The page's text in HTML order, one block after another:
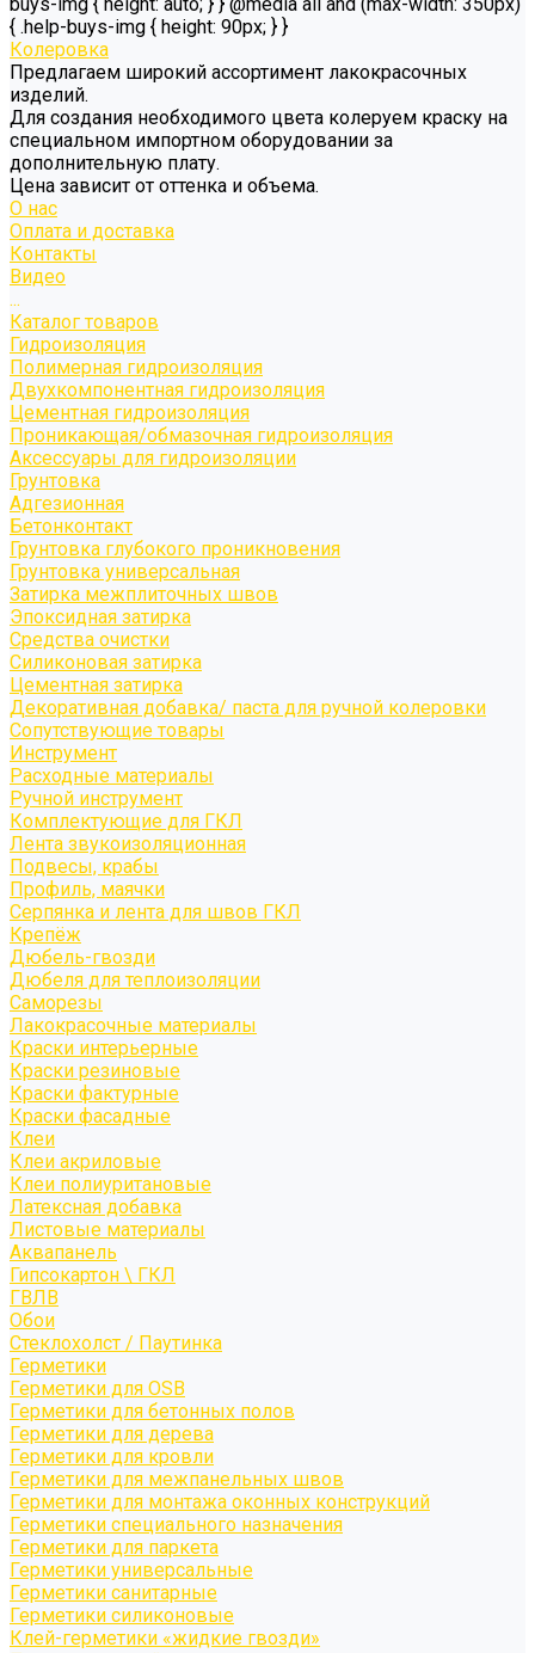
{ .help-buys-img { height: 90px; } }
Колеровка
Предлагаем широкий ассортимент лакокрасочных
изделий.
Для создания необходимого цвета колеруем краску на
специальном импортном оборудовании за
дополнительную плату.
Цена зависит от оттенка и объема.
О нас
Оплата и доставка
Контакты
Видео
...
Каталог товаров
Гидроизоляция
Полимерная гидроизоляция
Двухкомпонентная гидроизоляция
Цементная гидроизоляция
Проникающая/обмазочная гидроизоляция
Аксессуары для гидроизоляции
Грунтовка
Адгезионная
Бетонконтакт
Грунтовка глубокого проникновения
Грунтовка универсальная
Затирка межплиточных швов
Эпоксидная затирка
Средства очистки
Силиконовая затирка
Цементная затирка
Декоративная добавка/ паста для ручной колеровки
Сопутствующие товары
Инструмент
Расходные материалы
Ручной инструмент
Комплектующие для ГКЛ
Лента звукоизоляционная
Подвесы, крабы
Профиль, маячки
Серпянка и лента для швов ГКЛ
Крепёж
Дюбель-гвозди
Дюбеля для теплоизоляции
Саморезы
Лакокрасочные материалы
Краски интерьерные
Краски резиновые
Краски фактурные
Краски фасадные
Клеи
Клеи акриловые
Клеи полиуритановые
Латексная добавка
Листовые материалы
Аквапанель
Гипсокартон \ ГКЛ
ГВЛВ
Обои
Стеклохолст / Паутинка
Герметики
Герметики для OSB
Герметики для бетонных полов
Герметики для дерева
Герметики для кровли
Герметики для межпанельных швов
Герметики для монтажа оконных конструкций
Герметики специального назначения
Герметики для паркета
Герметики универсальные
Герметики санитарные
Герметики силиконовые
Клей-герметики «жидкие гвозди»